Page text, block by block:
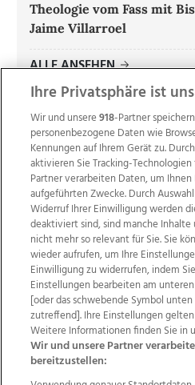
Theologie vom Fass mit
Jaime Villarroel
ALLE ANSEHEN
Wir über uns
Datenschutz
Impressum
AGB Website
Ehrenkodex
Ihre Privatsphäre ist
Wir und unsere918-Partner
personenbezogene Daten wie
Kennungen auf Ihrem Gerät zu.
aktivieren Sie Tracking-
Partner verarbeiten Daten, um
aufgeführten Zwecke. Durch
Widerruf Ihrer Einwilligung werden
deaktiviert sind, sind manche
nicht mehr so relevant für Sie. Sie
wieder aufrufen, um Ihre
Einwilligung zu widerrufen, indem
Einstellungen bearbeiten am
[oder das schwebende Symbol
zutreffend]. Ihre Einstellungen
Weitere Informationen finden Sie in
Wir und unsere Partner
bereitzustellen: